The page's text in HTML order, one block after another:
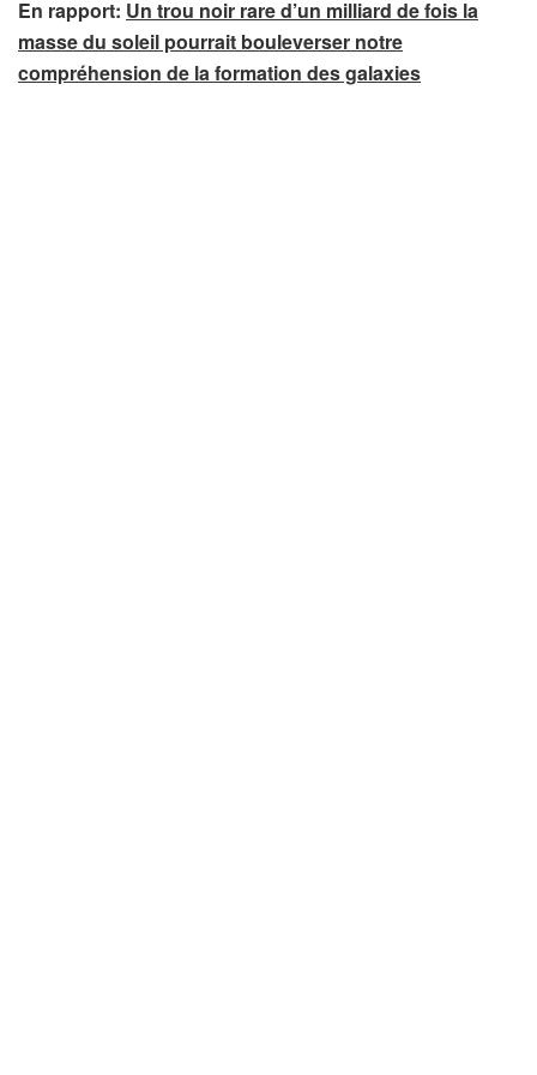
En rapport: Un trou noir rare d’un milliard de fois la
masse du soleil pourrait bouleverser notre
compréhension de la formation des galaxies